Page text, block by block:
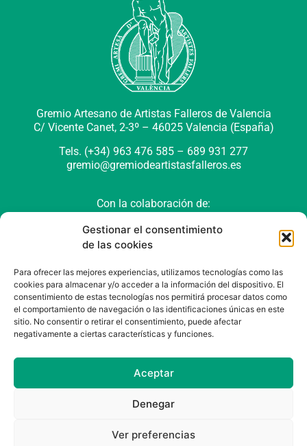
Gestionar el consentimiento
de las cookies
Para ofrecer las mejores experiencias, utilizamos tecnologías como las
cookies para almacenar y/o acceder a la información del dispositivo. El
consentimiento de estas tecnologías nos permitirá procesar datos como
el comportamiento de navegación o las identificaciones únicas en este
sitio. No consentir o retirar el consentimiento, puede afectar
negativamente a ciertas características y funciones.
Aceptar
Denegar
Ver preferencias
Gremio Artesano de Artistas Falleros de Valencia
C/ Vicente Canet, 2-3º – 46025 Valencia (España)
Tels. (+34) 963 476 585 – 689 931 277
gremio@gremiodeartistasfalleros.es
Con la colaboración de:
Política de cookies (UE) Política de privacidad
Aviso Legal